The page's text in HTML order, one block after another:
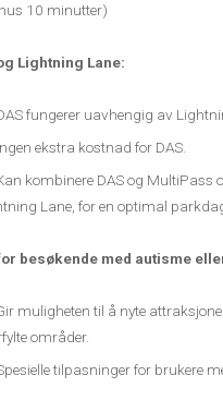
10 minutter)
Lightning Lane:
fungerer uavhengig av
ekstra kostnad for DAS.
kombinere DAS og MultiPass
Lane, for en optimal
besøkende med autisme
muligheten til å nyte
områder.
tilpasninger for brukere